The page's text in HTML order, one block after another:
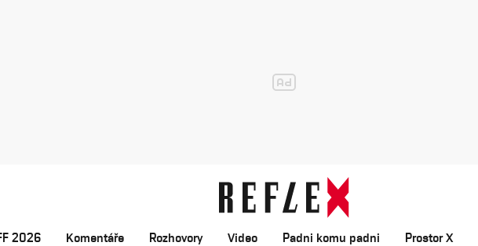
2026 Komentáře Rozhovory Video Padni komu padni Prostor X